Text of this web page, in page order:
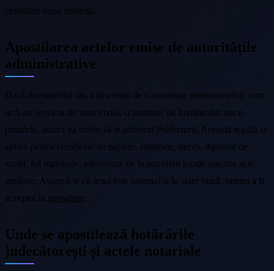
celorlalte două instituții.
Apostilarea actelor emise de autoritățile
administrative
Dacă documentul tău a fost emis de o autoritate administrativă, cum
ar fi un serviciu de stare civilă, o instituție de învățământ sau o
primărie, atunci va trebui să te adresezi Prefecturii. Această regulă se
aplică pentru certificate de naștere, căsătorie, deces, diplome de
studii, foi matricole, adeverințe de la autorități locale sau alte acte
similare. Asigură-te că actul este original și în stare bună, pentru a fi
acceptat la apostilare
Unde se apostilează hotărârile
judecătorești și actele notariale